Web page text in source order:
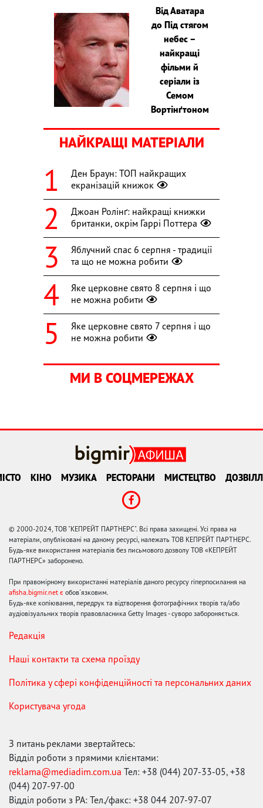
Від Аватара
до Під стягом
небес –
найкращі
фільми й
серіали із
Семом
Вортінґтоном
НАЙКРАЩІ МАТЕРІАЛИ
Ден Браун: ТОП найкращих
екранізацій книжок
Джоан Ролінґ: найкращі книжки
британки, окрім Гаррі Поттера
Яблучний спас 6 серпня - традиції
та що не можна робити
Яке церковне свято 8 серпня і що
не можна робити
Яке церковне свято 7 серпня і що
не можна робити
МИ В СОЦМЕРЕЖАХ
КІНО МУЗИКА РЕСТОРАНИ МИСТЕЦТВО
© 2000-2024, ТОВ "КЕПРЕЙТ ПАРТНЕРС". Всі права захищені. Усі права на
матеріали, опубліковані на даному ресурсі, належать ТОВ КЕПРЕЙТ ПАРТНЕРС.
Будь-яке використання матеріалів без письмового дозволу ТОВ «КЕПРЕЙТ
ПАРТНЕРС» заборонено.
При правомірному використанні матеріалів даного ресурсу гіперпосилання на
afisha.bigmir.net є обов'язковим.
Будь-яке копіювання, передрук та відтворення фотографічних творів та/або
аудіовізуальних творів правовласника Getty Images - суворо забороняється.
Редакція
Наші контакти та схема проїзду
Політика у сфері конфіденційності та персональних даних
Користувача угода
З питань реклами звертайтесь:
Відділ роботи з прямими клієнтами:
reklama@mediadim.com.ua Тел: +38 (044) 207-33-05, +38
(044) 207-97-00
Відділ роботи з РА: Тел./факс: +38 044 207-97-07